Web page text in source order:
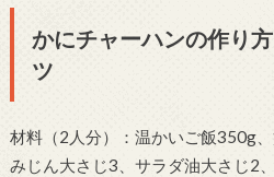
かにチャーハンの作り
ツ
材料（2人分）：温かいご飯350g
みじん大さじ3、サラダ油大さじ2